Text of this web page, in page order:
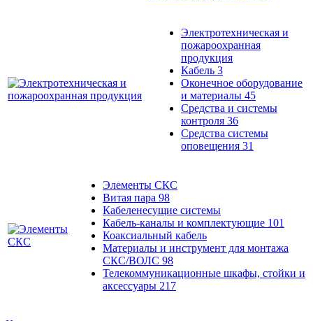
Электротехническая и
пожароохранная
продукция
Кабель 3
Оконечное оборудование
и материалы 45
Средства и системы
контроля 36
Средства системы
оповещения 31
Элементы СКС
Витая пара 98
Кабеленесущие системы
Кабель-каналы и комплектующие 101
Коаксиальный кабель
Материалы и инструмент для монтажа
СКС/ВОЛС 98
Телекоммуникационные шкафы, стойки и
аксессуары 217